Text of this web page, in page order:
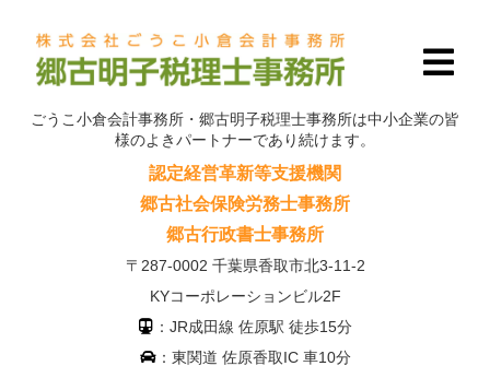
ごうこ小倉会計事務所・郷古明子税理士事務所は中小企業の皆
様のよきパートナーであり続けます。
認定経営革新等支援機関
郷古社会保険労務士事務所
郷古行政書士事務所
〒287-0002 千葉県香取市北3-11-2
KYコーポレーションビル2F
：JR成田線 佐原駅 徒歩15分
：東関道 佐原香取IC 車10分